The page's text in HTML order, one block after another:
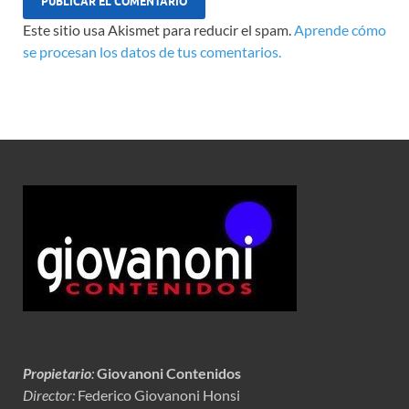
Este sitio usa Akismet para reducir el spam.Aprende cómo
se procesan los datos de tus comentarios.
Propietario:Giovanoni Contenidos
Director: Federico Giovanoni Honsi